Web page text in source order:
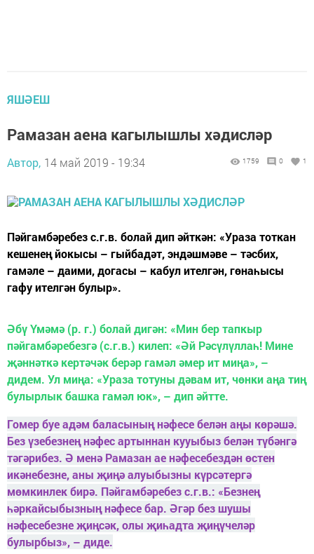
ЯШӘЕШ
Рамазан аена кагылышлы хәдисләр
Автор, 14 май 2019 - 19:34 1759 0 1
Пәйгамбәребез с.г.в. болай дип әйткән: «Ураза тоткан
кешенең йокысы – гыйбадәт, эндәшмәве – тәсбих,
гамәле – даими, догасы – кабул ителгән, гөнаһысы
гафу ителгән булыр».
Әбү Үмәмә (р. г.) болай дигән: «Мин бер тапкыр
пәйгамбәребезгә (с.г.в.) килеп: «Әй Рәсүлүллаһ! Мине
җәннәткә кертәчәк берәр гамәл әмер ит миңа», –
дидем. Ул миңа: «Ураза тотуны дәвам ит, чөнки аңа тиң
булырлык башка гамәл юк», – дип әйтте.
Гомер буе адәм баласының нәфесе белән аңы көрәшә.
Без үзебезнең нәфес артыннан кууыбыз белән түбәнгә
тәгәрибез. Ә менә Рамазан ае нәфесебездән өстен
икәнебезне, аны җиңә алуыбызны күрсәтергә
мөмкинлек бирә. Пәйгамбәребез с.г.в.: «Безнең
һәркайсыбызның нәфесе бар. Әгәр без шушы
нәфесебезне җиңсәк, олы җиһадта җиңүчеләр
булырбыз», – диде.